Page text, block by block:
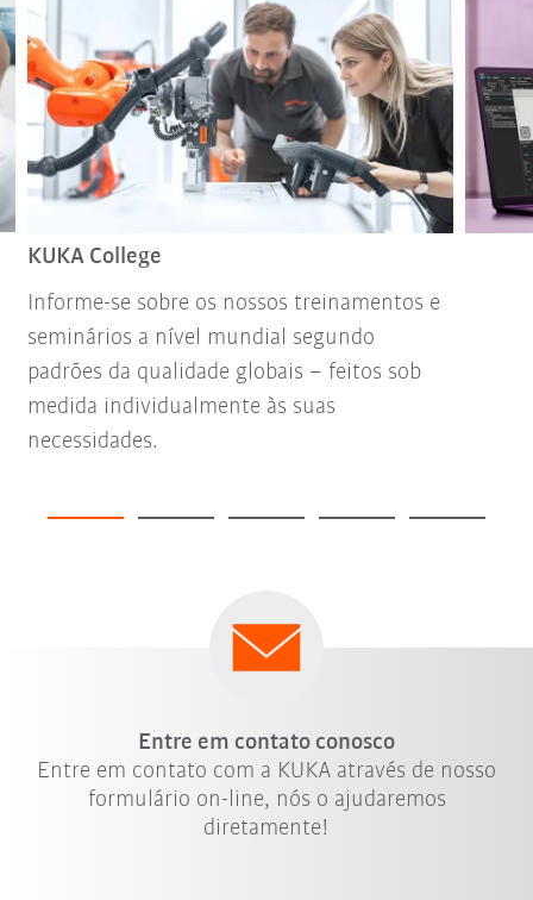
KUKA College
Informe-se sobre os nossos treinamentos e
seminários a nível mundial segundo
padrões da qualidade globais – feitos sob
medida individualmente às suas
necessidades.
Entre em contato conosco
Entre em contato com a KUKA através de nosso
formulário on-line, nós o ajudaremos
diretamente!